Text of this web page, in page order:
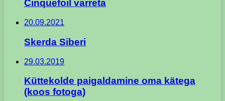
Cinquefoil varreta
20.09.2021
Skerda Siberi
29.03.2019
Küttekolde paigaldamine oma kätega
(koos fotoga)